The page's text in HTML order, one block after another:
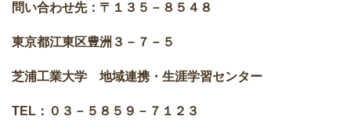
問い合わせ先：〒１３５－８５４８
東京都江東区豊洲３－７－５
芝浦工業大学 地域連携・生涯学習センター
TEL：０３－５８５９－７１２３